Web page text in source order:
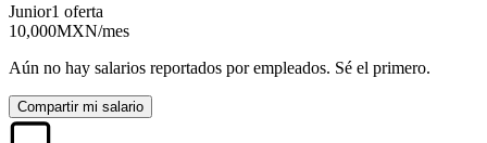
Junior1 oferta
10,000MXN/mes
Aún no hay salarios reportados por empleados. Sé el primero.
Compartir mi salario